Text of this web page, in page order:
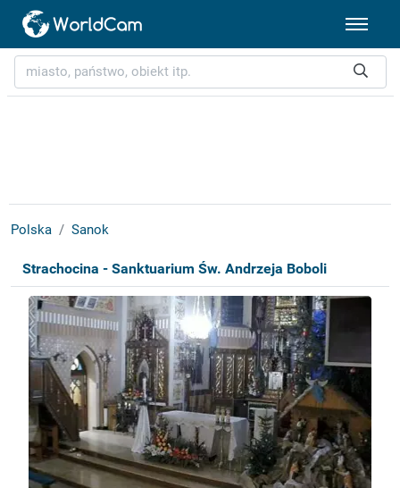
Polska Sanok
Strachocina - Sanktuarium Św. Andrzeja Boboli